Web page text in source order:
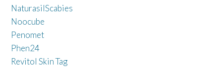
NaturasilScabies
Noocube
Penomet
Phen24
Revitol Skin Tag